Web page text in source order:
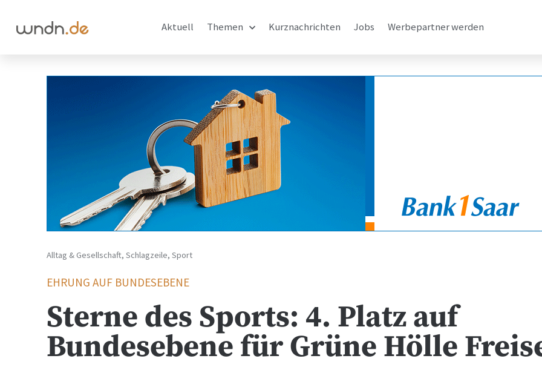
Aktuell Themen Kurznachrichten Jobs Werbepartner werden
Alltag & Gesellschaft,Schlagzeile,Sport
EHRUNG AUF BUNDESEBENE
Sterne des Sports: 4. Platz auf
Bundesebene für Grüne Hölle